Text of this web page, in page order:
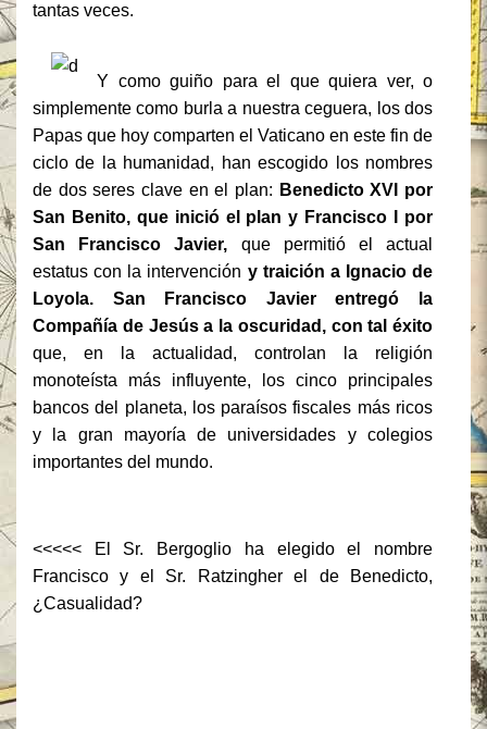
tantas veces.
Y como guiño para el que quiera ver, o
simplemente como burla a nuestra ceguera, los dos
Papas que hoy comparten el Vaticano en este fin de
ciclo de la humanidad, han escogido los nombres
de dos seres clave en el plan: Benedicto XVI por
San Benito, que inició el plan y Francisco I por
San Francisco Javier, que permitió el actual
estatus con la intervención y traición a Ignacio de
Loyola. San Francisco Javier entregó la
Compañía de Jesús a la oscuridad, con tal éxito
que, en la actualidad, controlan la religión
monoteísta más influyente, los cinco principales
bancos del planeta, los paraísos fiscales más ricos
y la gran mayoría de universidades y colegios
importantes del mundo.
<<<<< El Sr. Bergoglio ha elegido el nombre
Francisco y el Sr. Ratzingher el de Benedicto,
¿Casualidad?